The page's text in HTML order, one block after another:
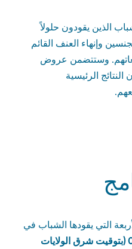
الذين يقودون حلولاً
وإنهاء العنف القائم
وستتضمن عروض
الرئيسية
التي يقودها الشباب في
09:45 (بتوقيت شرق الولايات